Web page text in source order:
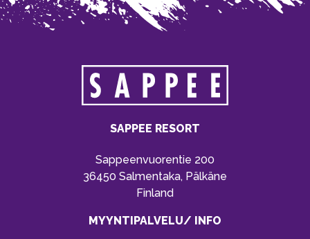
SAPPEE RESORT
Sappeenvuorentie 200
36450 Salmentaka, Pälkäne
Finland
MYYNTIPALVELU/ INFO